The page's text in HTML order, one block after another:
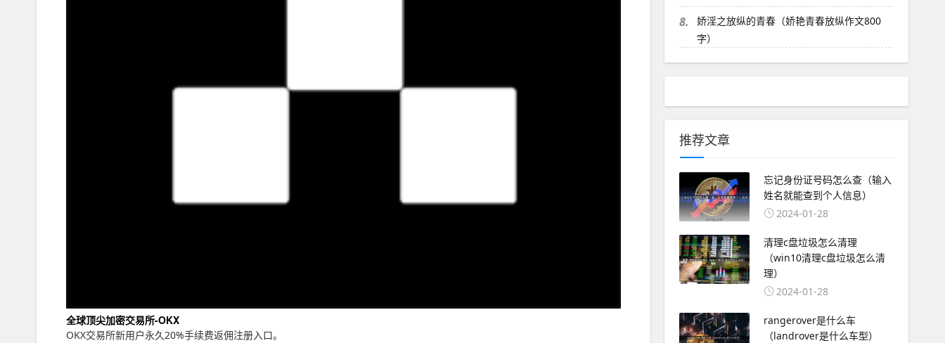
全球顶尖加密交易所-OKX
OKX交易所新用户永久20%手续费返佣注册入口。
8.
娇淫之放纵的青春（娇艳青春放纵作文800
字）
推荐文章
忘记身份证号码怎么查（输入
姓名就能查到个人信息）
2024-01-28
清理c盘垃圾怎么清理
（win10清理c盘垃圾怎么清
理）
2024-01-28
rangerover是什么车
（landrover是什么车型）